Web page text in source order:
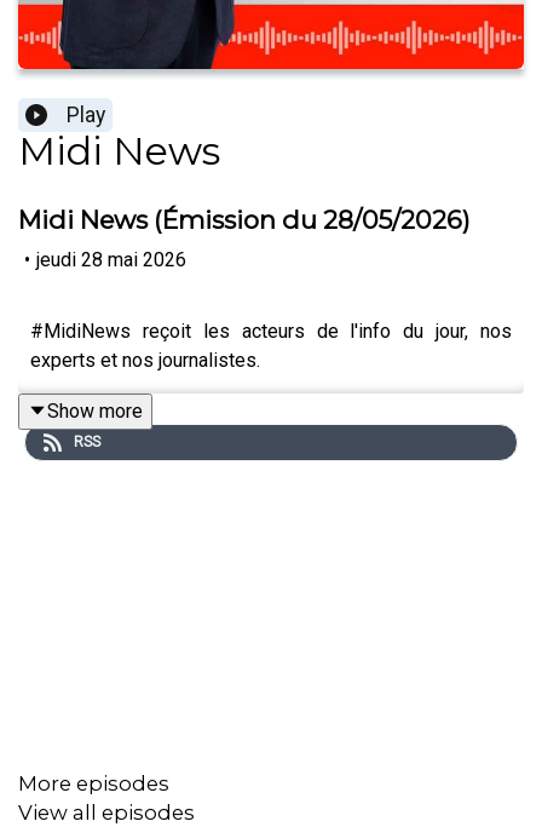
Play
Midi News
Midi News (Émission du 28/05/2026)
• jeudi 28 mai 2026
#MidiNews reçoit les acteurs de l'info du jour, nos
experts et nos journalistes.
Show more
RSS
More episodes
View all episodes